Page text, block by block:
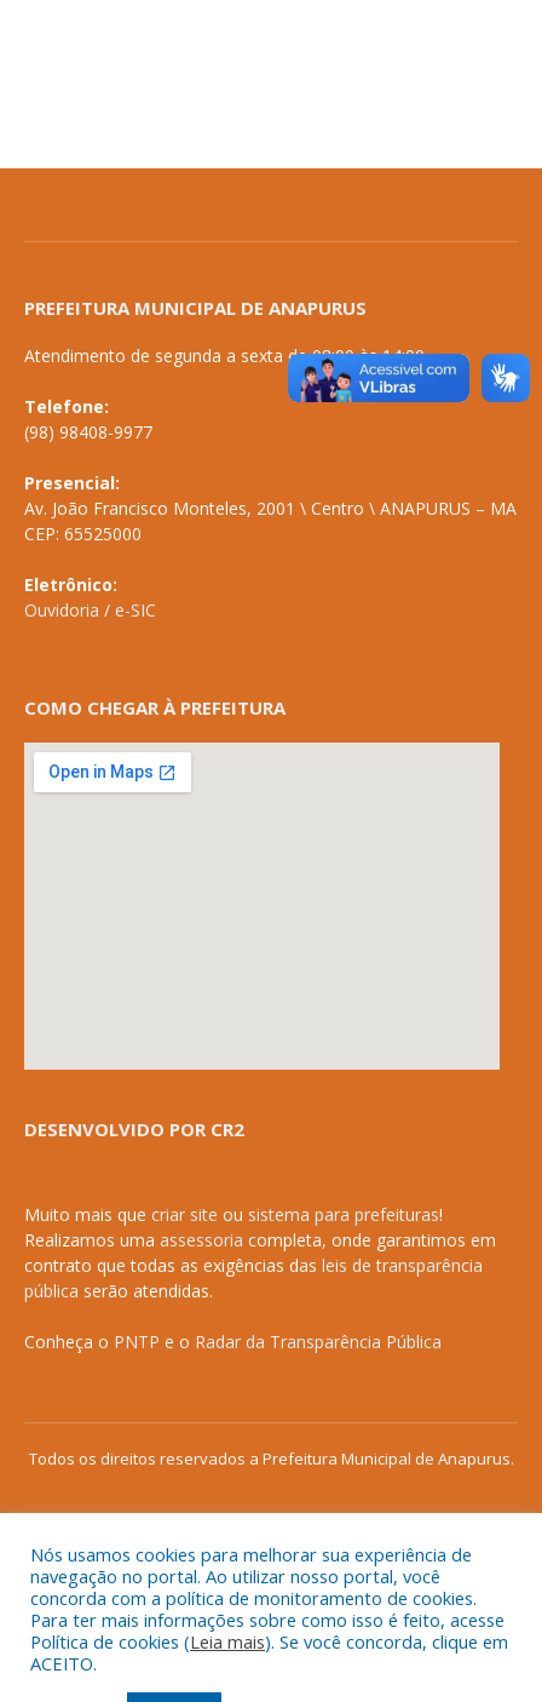
PREFEITURA MUNICIPAL DE ANAPURUS
Atendimento de segunda a sexta de 08:00 às 14:00
Telefone:
(98) 98408-9977
Presencial:
Av. João Francisco Monteles, 2001 \ Centro \ ANAPURUS – MA
CEP: 65525000
Eletrônico:
Ouvidoria / e-SIC
COMO CHEGAR À PREFEITURA
DESENVOLVIDO POR CR2
Muito mais que criar site ou sistema para prefeituras!
Realizamos uma assessoria completa, onde garantimos em
contrato que todas as exigências das leis de transparência
pública serão atendidas.
Conheça o PNTP e o Radar da Transparência Pública
Todos os direitos reservados a Prefeitura Municipal de Anapurus.
Mapa do Site
Acessar Área Administrativa
Acessar o Webmail
Nós usamos cookies para melhorar sua experiência de
navegação no portal. Ao utilizar nosso portal, você
concorda com a política de monitoramento de cookies.
Para ter mais informações sobre como isso é feito, acesse
Política de cookies (Leia mais). Se você concorda, clique em
ACEITO.